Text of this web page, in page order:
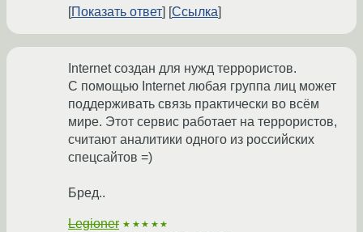
Показать ответ
Ссылка
Internet создан для нужд террористов.
С помощью Internet любая группа лиц может
поддерживать связь практически во всём
мире. Этот сервис работает на террористов,
считают аналитики одного из российских
спецсайтов =)
Бред..
Legioner ★★★★★